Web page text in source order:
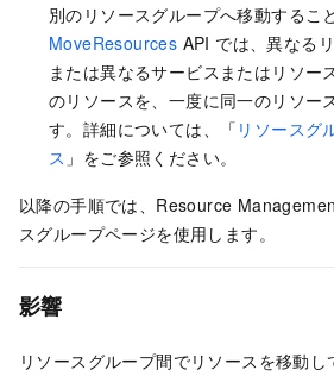
別のリソースグループへ移動するこ
MoveResources API では、異なる
または異なるサービスまたはリソー
のリソースを、一度に同一のリソー
す。詳細については、「 リソースグ
ス 」をご参照ください。
以降の手順では、Resource
スグループページを使用します。
影響
リソースグループ間でリソースを移動